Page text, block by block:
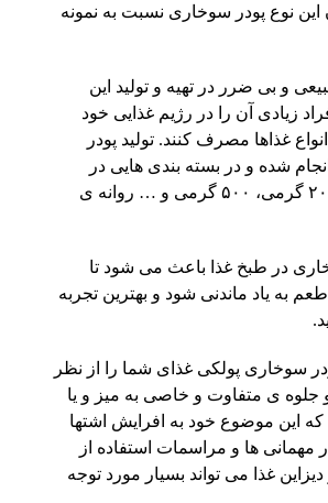
نوع پودر سوخاری نسبت به نمونه
و بی ضرر در تهیه و تولید این
زیادی آن را در رژیم غذایی خود
غذاها مصرف کنند. تولید پودر
شده و در بسته بندی هایی در
اوزان مختلف همچون ۲۰۰ گرمی، ۵۰۰ گرمی و … روانه ی
در طبخ غذا باعث می شود تا
به یاد ماندنی شود و بهترین تجربه
سوخاری پولکی غذای شما را از نظر
ی متفاوت و خاصی به میز و یا
این موضوع خود به افرایش اشتها
ها و مراسمات استفاده از
غذا می تواند بسیار مورد توجه